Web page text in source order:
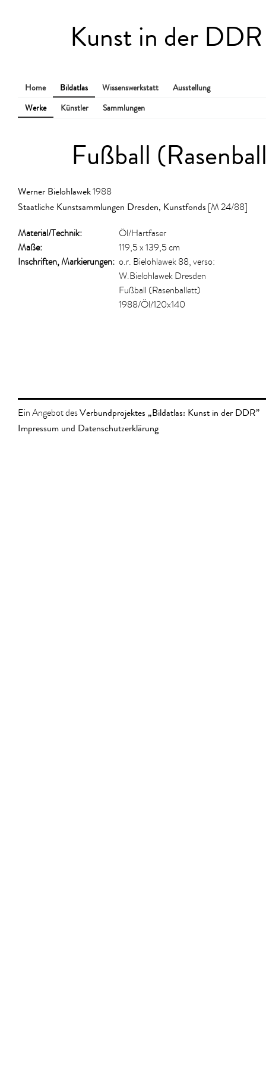
Kunst in der DDR
Home Bildatlas Wissenswerkstatt
Ausstellung
Werke
Künstler Sammlungen
Fußball
Werner Bielohlawek1988
Staatliche Kunstsammlungen Dresden, Kunstfonds [M 24/88]
Material/​Technik:
Öl/Hartfaser
Maße:
119,5 x 139,5 cm
Inschriften, Markierungen: o.r. Bielohlawek 88, verso:
W.Bielohlawek Dresden
Fußball (Rasenballett)
1988/Öl/120x140
Ein Angebot desVerbundprojektes „Bildatlas: Kunst in der DDR”
Impressum und Datenschutzerklärung